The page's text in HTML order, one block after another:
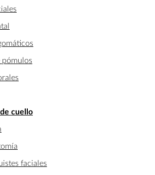
pómulos
cuello
faciales